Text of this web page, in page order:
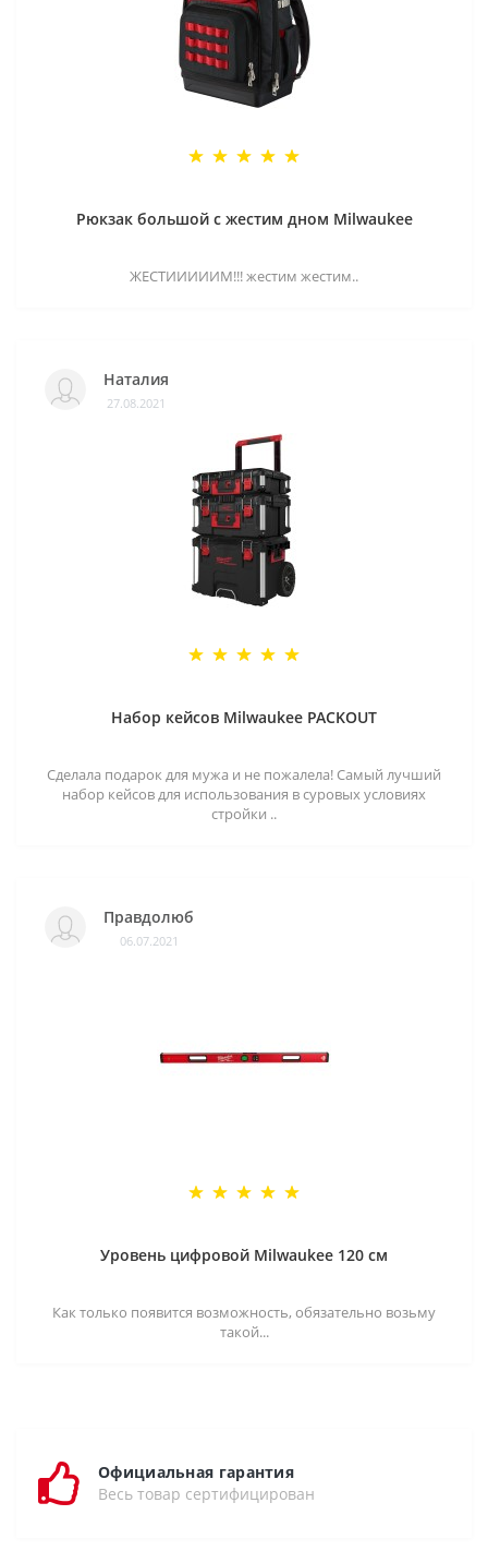
Рюкзак большой с жестим дном Milwaukee
ЖЕСТИИИИИМ!!! жестим жестим..
Наталия
27.08.2021
Набор кейсов Milwaukee PACKOUT
Сделала подарок для мужа и не пожалела! Самый лучший
набор кейсов для использования в суровых условиях
стройки ..
Правдолюб
06.07.2021
Уровень цифровой Milwaukee 120 см
Как только появится возможность, обязательно возьму
такой...
Официальная гарантия
Весь товар сертифицирован